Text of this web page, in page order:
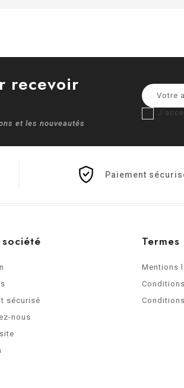
recevoir
et les nouveautés
Paiement
sécurisé
nous
Mentions